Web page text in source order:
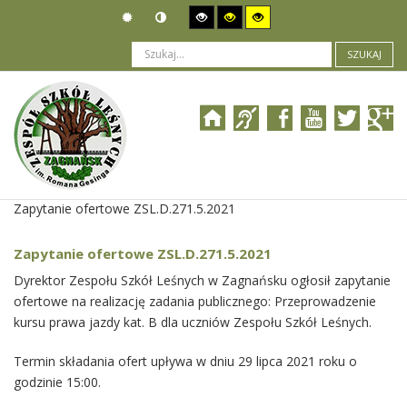
SZUKAJ
Jesteś tutaj: Zamówienia publiczne
Wszczęcie postępowania
Zapytanie ofertowe ZSL.D.271.5.2021
Zapytanie ofertowe ZSL.D.271.5.2021
Dyrektor Zespołu Szkół Leśnych w Zagnańsku ogłosił zapytanie
ofertowe na realizację zadania publicznego: Przeprowadzenie
kursu prawa jazdy kat. B dla uczniów Zespołu Szkół Leśnych.
Termin składania ofert upływa w dniu 29 lipca 2021 roku o
godzinie 15:00.